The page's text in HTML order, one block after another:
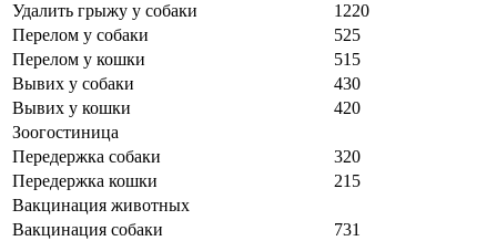
Удалить грыжу у собаки
1220
Перелом у собаки
525
Перелом у кошки
515
Вывих у собаки
430
Вывих у кошки
420
Зоогостиница
Передержка собаки
320
Передержка кошки
215
Вакцинация животных
Вакцинация собаки
731